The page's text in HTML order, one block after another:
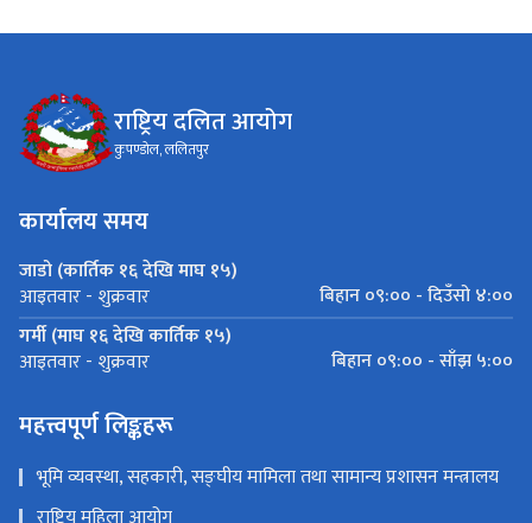
राष्ट्रिय दलित आयोग
कुपण्डोल, ललितपुर
कार्यालय समय
जाडो (कार्तिक १६ देखि माघ १५)
आइतवार - शुक्रवार
बिहान ०९:०० - दिउँसो ४:००
गर्मी (माघ १६ देखि कार्तिक १५)
आइतवार - शुक्रवार बिहान ०९:०० - साँझ ५:००
महत्त्वपूर्ण लिङ्कहरू
भूमि व्यवस्था, सहकारी, सङ्‍घीय मामिला तथा सामान्य प्रशासन मन्त्रालय